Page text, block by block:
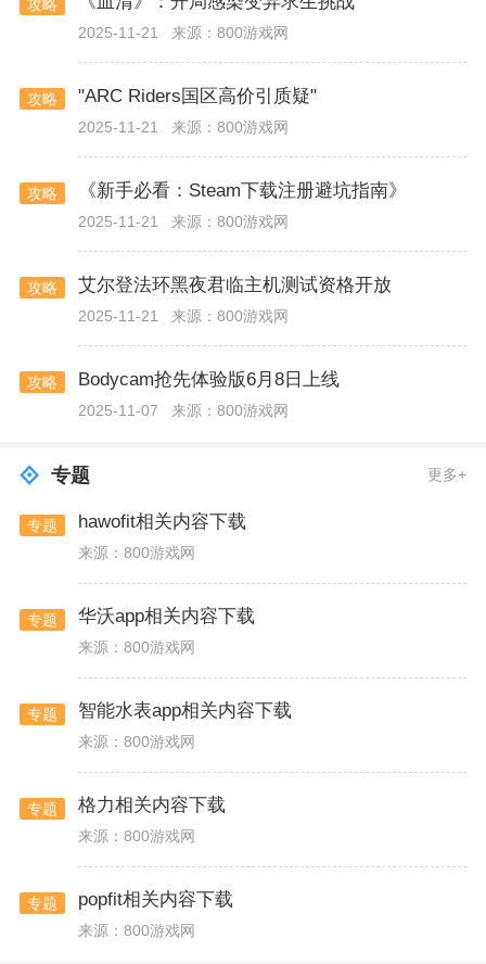
攻略
2025-11-21 来源：800游戏网
攻略 "ARC Riders国区高价引质疑"
2025-11-21 来源：800游戏网
攻略 《新手必看：Steam下载注册避坑指南》
2025-11-21 来源：800游戏网
攻略 艾尔登法环黑夜君临主机测试资格开放
2025-11-21 来源：800游戏网
攻略 Bodycam抢先体验版6月8日上线
2025-11-07 来源：800游戏网
专题 更多+
专题 hawofit相关内容下载
来源：800游戏网
专题 华沃app相关内容下载
来源：800游戏网
专题 智能水表app相关内容下载
来源：800游戏网
专题 格力相关内容下载
来源：800游戏网
专题 popfit相关内容下载
来源：800游戏网